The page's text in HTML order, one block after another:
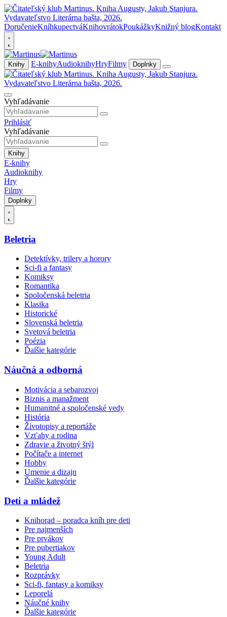
DoručenieKníhkupectváKnihovrátokPoukážkyKnižný blogKontakt
Knihy E-knihyAudioknihyHryFilmy Doplnky
Vyhľadávanie
Prihlásiť
Vyhľadávanie
Knihy
E-knihy
Audioknihy
Hry
Filmy
Doplnky
Beletria
Detektívky, trilery a horory
Sci-fi a fantasy
Komiksy
Romantika
Spoločenská beletria
Klasika
Historické
Slovenská beletria
Svetová beletria
Poézia
Ďalšie kategórie
Náučná a odborná
Motivácia a sebarozvoj
Biznis a manažment
Humanitné a spoločenské vedy
História
Životopisy a reportáže
Vzťahy a rodina
Zdravie a životný štýl
Počítače a internet
Hobby
Umenie a dizajn
Ďalšie kategórie
Deti a mládež
Knihorad – poradca kníh pre deti
Pre najmenších
Pre prvákov
Pre pubertiakov
Young Adult
Beletria
Rozprávky
Sci-fi, fantasy a komiksy
Leporelá
Náučné knihy
Ďalšie kategórie